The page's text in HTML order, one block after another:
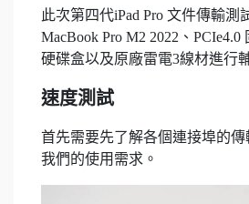
此次第四代iPad Pro 文件傳輸測
MacBook Pro M2 2022、
硬碟盒以及原廠雷電3線材進行
速度測試
首先需要先了解各個連接埠的傳
我們的使用需求。